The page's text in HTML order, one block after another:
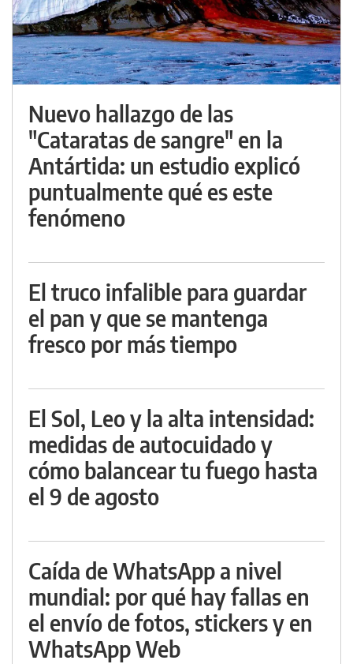
Nuevo hallazgo de las
"Cataratas de sangre" en la
Antártida: un estudio explicó
puntualmente qué es este
fenómeno
El truco infalible para guardar
el pan y que se mantenga
fresco por más tiempo
El Sol, Leo y la alta intensidad:
medidas de autocuidado y
cómo balancear tu fuego hasta
el 9 de agosto
Caída de WhatsApp a nivel
mundial: por qué hay fallas en
el envío de fotos, stickers y en
WhatsApp Web